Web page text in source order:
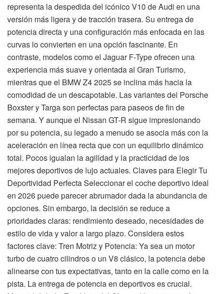
representa la despedida del icónico V10 de Audi en una
versión más ligera y de tracción trasera. Su entrega de
potencia directa y una configuración más enfocada en las
curvas lo convierten en una opción fascinante. En
contraste, modelos como el Jaguar F-Type ofrecen una
experiencia más suave y orientada al Gran Turismo,
mientras que el BMW Z4 2025 se inclina más hacia la
comodidad de un descapotable. Las variantes del Porsche
Boxster y Targa son perfectas para paseos de fin de
semana. Y aunque el Nissan GT-R sigue impresionando
por su potencia, su legado a menudo se asocia más con la
aceleración en línea recta que con un equilibrio dinámico
total. Pocos igualan la agilidad y la practicidad de los
mejores deportivos de lujo actuales. Claves para Elegir Tu
Deportividad Perfecta Seleccionar el coche deportivo ideal
en 2026 puede parecer abrumador dada la abundancia de
opciones. Sin embargo, la decisión se reduce a
prioridades claras: rendimiento deseado, necesidades de
estilo de vida y valor a largo plazo. Considera estos
factores clave: Tren Motriz y Potencia: Ya sea un motor
turbo de cuatro cilindros o un V8 clásico, la potencia debe
alinearse con tus expectativas, tanto en la calle como en la
pista. La entrega de potencia en deportivos es crucial.